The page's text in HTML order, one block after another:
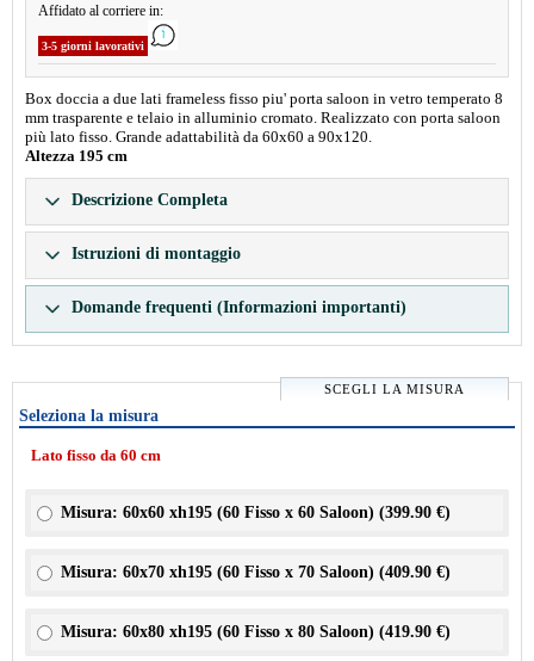
Affidato al corriere in:
3-5 giorni lavorativi
Box doccia a due lati frameless fisso piu' porta saloon in vetro temperato 8
mm trasparente e telaio in alluminio cromato. Realizzato con porta saloon
più lato fisso. Grande adattabilità da 60x60 a 90x120.
Altezza 195 cm
Descrizione Completa
Istruzioni di montaggio
Domande frequenti (Informazioni importanti)
SCEGLI LA MISURA
Seleziona la misura
Lato fisso da 60 cm
Misura: 60x60 xh195 (60 Fisso x 60 Saloon) (399.90 €)
Misura: 60x70 xh195 (60 Fisso x 70 Saloon) (409.90 €)
Misura: 60x80 xh195 (60 Fisso x 80 Saloon) (419.90 €)